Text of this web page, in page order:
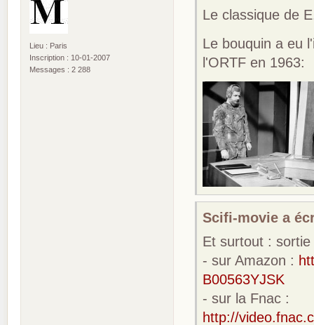
Lieu : Paris
Inscription : 10-01-2007
Messages : 2 288
Le classique de
Le bouquin a eu
l'ORTF en 1963:
Scifi-movie a
Et surtout :
- sur Amazon :
B00563YJSK
- sur la Fnac :
http://